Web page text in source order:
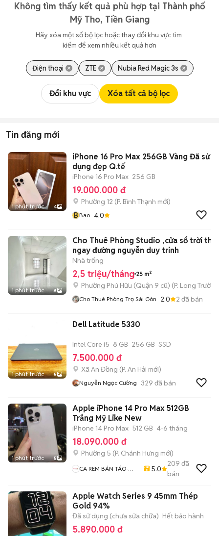
Không tìm thấy kết quả phù hợp tại Thành phố
Mỹ Tho, Tiền Giang
Hãy xóa một số bộ lọc hoặc thay đổi khu vực tìm
kiếm để xem nhiều kết quả hơn
Điện thoại ZTE Nubia Red Magic 3s
Đổi khu vực Xóa tất cả bộ lọc
Tin đăng mới
1 phút trước 4
iPhone 16 Pro Max 256GB Vàng Đã sử
dụng đẹp Q.tế
iPhone 16 Pro Max 256 GB
19.000.000 đ
Phường 12 (P. Bình Thạnh mới)
BBao 4.0
1 phút trước 8
Cho Thuê Phòng Studio ,cửa sổ trời
ngay đường nguyễn duy trinh
Nhà trống
2,5 triệu/tháng 25 m²
Phường Phú Hữu (Quận 9 cũ) (P. Long Trường
Cho Thuê Phòng Trọ Sài Gòn 2.0 2 đã bán
1 phút trước 5
Dell Latitude 5330
Intel Core i5 8 GB 256 GB SSD
7.500.000 đ
Xã An Đồng (P. An Hải mới)
Nguyễn Ngọc Cường 329 đã bán
1 phút trước 5
Apple iPhone 14 Pro Max 512GB
Trắng Mỹ Like New
iPhone 14 Pro Max 512 GB 4-6 tháng
18.090.000 đ
Phường 5 (P. Chánh Hưng mới)
CA REM BÁN TÁO-
Trợ Trả Góp
5.0
209 đã
bán
Apple Watch Series 9 45mm Thép
Gold 94%
Đã sử dụng (chưa sửa chữa) Hết bảo hành
5.890.000 đ